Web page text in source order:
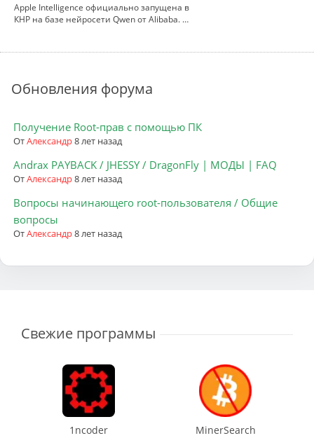
Apple Intelligence официально запущена в
КНР на базе нейросети Qwen от Alibaba. …
Обновления форума
Получение Root-прав с помощью ПК
ОтАлександр8 лет назад
Andrax PAYBACK / JHESSY / DragonFly | МОДЫ | FAQ
ОтАлександр8 лет назад
Вопросы начинающего root-пользователя / Общие
вопросы
ОтАлександр8 лет назад
Свежие программы
1ncoder MinerSearch